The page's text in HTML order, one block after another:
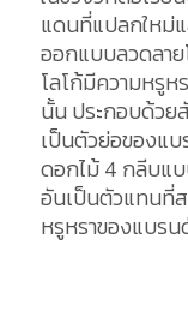
แดนที่แปลกใหม่
ออกแบบลวดลา
โลโก้มีความหรูห
นั้น ประกอบด้ว
เป็นตัวย่อของแ
ดอกไม้ 4 กลีบแ
อันเป็นตัวแทนที่
หรูหราของแบรน